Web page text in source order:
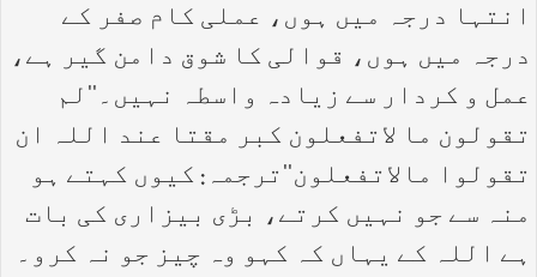
انتہا درجہ میں ہوں، عملی کام صفر کے
درجہ میں ہوں، قوالی کا شوق دامن گیر ہے،
عمل و کردار سے زیادہ واسطہ نہیں۔''لم
تقولون ما لاتفعلون کبر مقتا عند اللہ ان
تقولوا مالاتفعلون''ترجمہ: کیوں کہتے ہو
منہ سے جو نہیں کرتے، بڑی بیزاری کی بات
ہے اللہ کے یہاں کہ کہو وہ چیز جو نہ کرو۔